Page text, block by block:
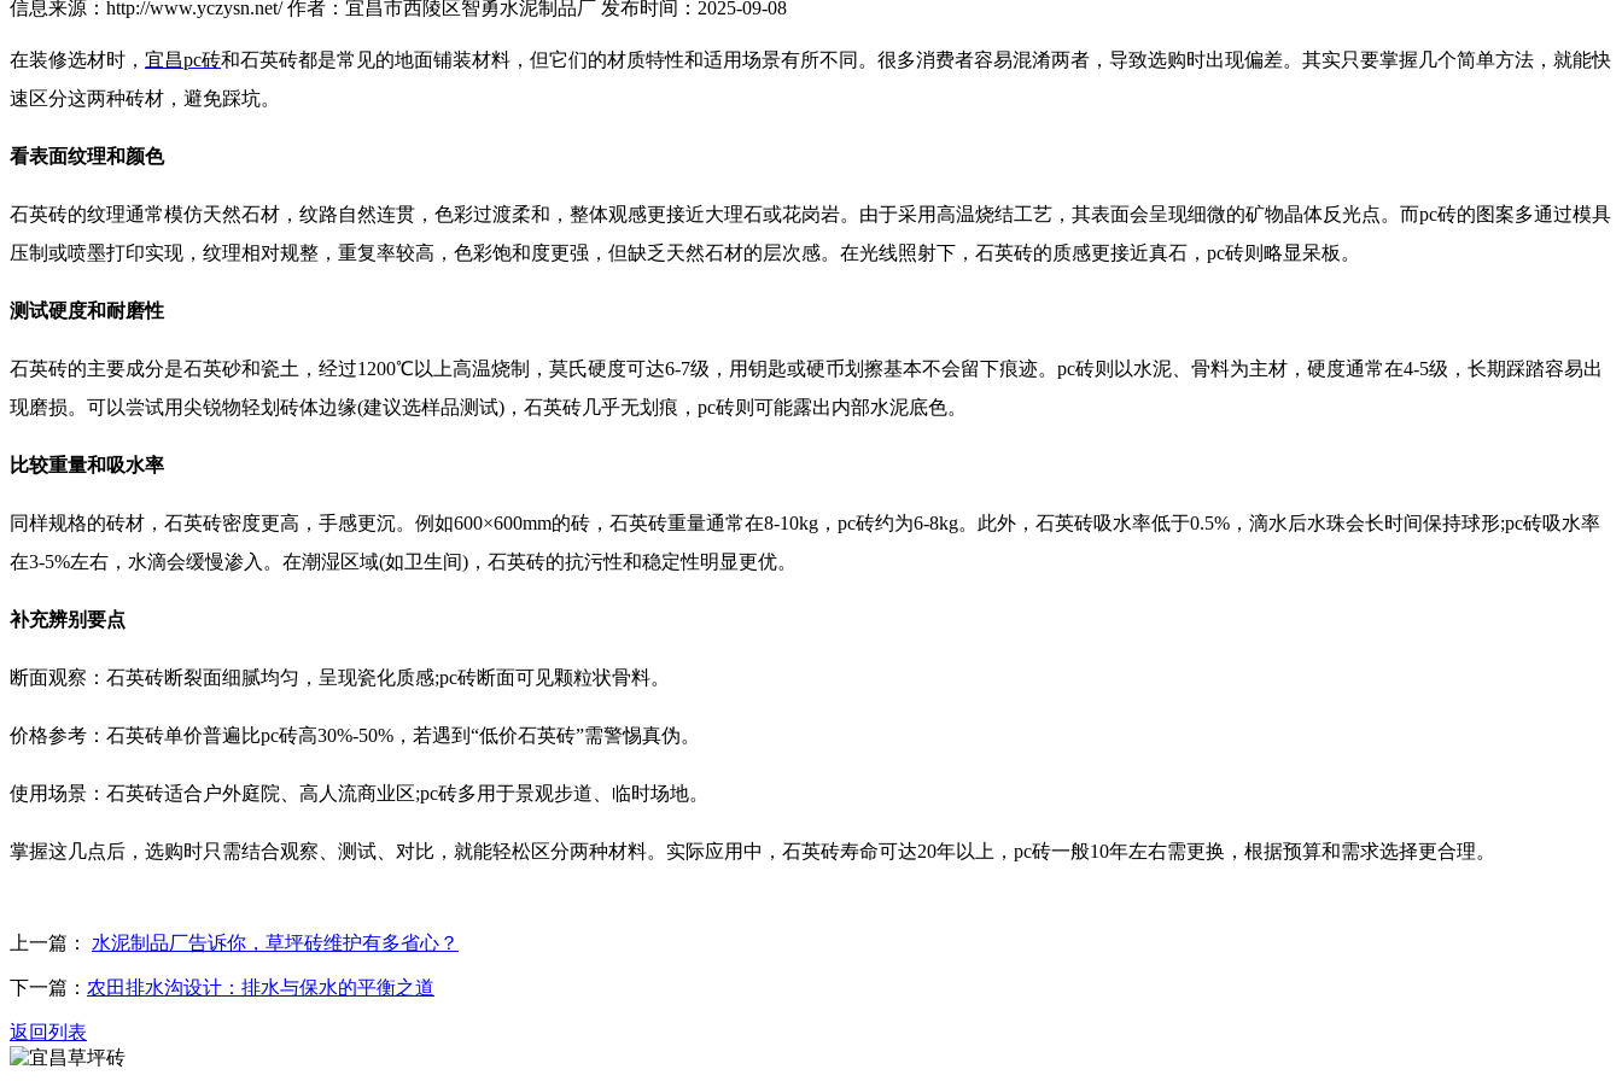
信息来源：http://www.yczysn.net/ 作者：宜昌市西陵区智勇水泥制品厂 发布时间：2025-09-08
在装修选材时， 宜昌pc砖和石英砖都是常见的地面铺装材料，但它们的材质特性和适用场景有所不同。很多消费者容易混淆两者，导致选购时出现偏差。其实只要掌握几个简单方法，就能快
速区分这两种砖材，避免踩坑。
看表面纹理和颜色
石英砖的纹理通常模仿天然石材，纹路自然连贯，色彩过渡柔和，整体观感更接近大理石或花岗岩。由于采用高温烧结工艺，其表面会呈现细微的矿物晶体反光点。而pc砖的图案多通过模具
压制或喷墨打印实现，纹理相对规整，重复率较高，色彩饱和度更强，但缺乏天然石材的层次感。在光线照射下，石英砖的质感更接近真石，pc砖则略显呆板。
测试硬度和耐磨性
石英砖的主要成分是石英砂和瓷土，经过1200℃以上高温烧制，莫氏硬度可达6-7级，用钥匙或硬币划擦基本不会留下痕迹。pc砖则以水泥、骨料为主材，硬度通常在4-5级，长期踩踏容易出
现磨损。可以尝试用尖锐物轻划砖体边缘(建议选样品测试)，石英砖几乎无划痕，pc砖则可能露出内部水泥底色。
比较重量和吸水率
同样规格的砖材，石英砖密度更高，手感更沉。例如600×600mm的砖，石英砖重量通常在8-10kg，pc砖约为6-8kg。此外，石英砖吸水率低于0.5%，滴水后水珠会长时间保持球形;pc砖吸水率
在3-5%左右，水滴会缓慢渗入。在潮湿区域(如卫生间)，石英砖的抗污性和稳定性明显更优。
补充辨别要点
断面观察：石英砖断裂面细腻均匀，呈现瓷化质感;pc砖断面可见颗粒状骨料。
价格参考：石英砖单价普遍比pc砖高30%-50%，若遇到“低价石英砖”需警惕真伪。
使用场景：石英砖适合户外庭院、高人流商业区;pc砖多用于景观步道、临时场地。
掌握这几点后，选购时只需结合观察、测试、对比，就能轻松区分两种材料。实际应用中，石英砖寿命可达20年以上，pc砖一般10年左右需更换，根据预算和需求选择更合理。
上一篇： 水泥制品厂告诉你，草坪砖维护有多省心？
下一篇： 农田排水沟设计：排水与保水的平衡之道
返回列表